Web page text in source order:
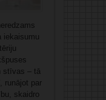
iekaisumu
stīvas – tā
runājot par
skaidro